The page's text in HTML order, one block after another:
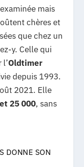
mais
chères et
que chez un
y. Celle qui
Oldtimer
depuis 1993.
2021. Elle
25 000, sans
DONNE SON